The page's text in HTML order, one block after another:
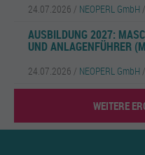
24.07.2026 / NEOPERL GmbH
AUSBILDUNG 2027:
UND ANLAGENFÜHRER
24.07.2026 / NEOPERL GmbH
WEITERE